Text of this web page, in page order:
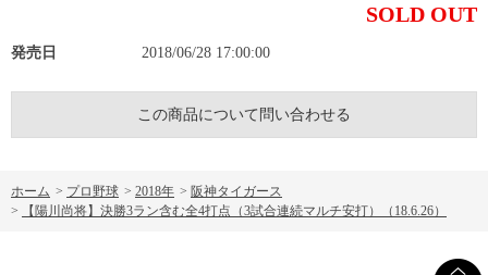
SOLD OUT
発売日 2018/06/28 17:00:00
この商品について問い合わせる
ホーム > プロ野球 > 2018年 > 阪神タイガース
>
【陽川尚将】決勝3ラン含む全4打点（3試合連続マルチ安打）（18.6.26）